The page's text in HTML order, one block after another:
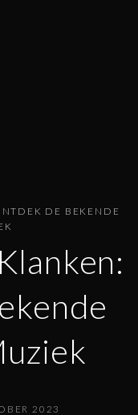
DE BEKENDE
2023